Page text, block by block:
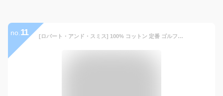
no. 11 [ロバート・アンド・スミス] 100% コットン 定番 ゴルフ ポロシャツ ゴルフウエア（長袖）メンズ (黒（ブラック）, M)